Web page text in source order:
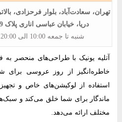
تهران، سعادت‌آباد، بلوار فرحزادی،
دریا، خیابان عباسی اناری پلاک 99
شنبه تا جمعه 10:00 الی 20:00
آتلیه یونیک با طراحی‌های منحصر به
خاطره‌انگیز از روز عروسی برای
استفاده از لوکیشن‌های خاص و
ماندگار برای شما خلق می‌کند و
مختلف ارائه می‌دهد.